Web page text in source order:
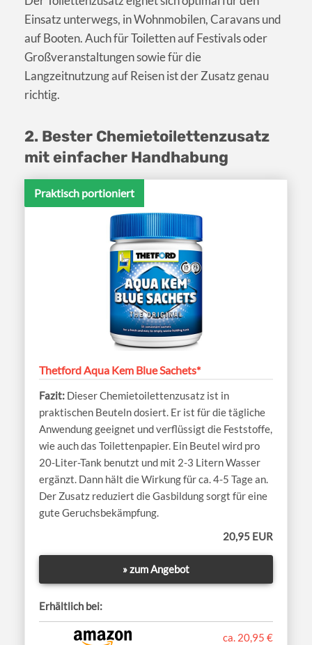
Einsatz unterwegs, in Wohnmobilen, Caravans und
auf Booten. Auch für Toiletten auf Festivals oder
Großveranstaltungen sowie für die
Langzeitnutzung auf Reisen ist der Zusatz genau
richtig.
2. Bester Chemietoilettenzusatz
mit einfacher Handhabung
Praktisch portioniert
Thetford Aqua Kem Blue Sachets*
Dieser Chemietoilettenzusatz ist in
praktischen Beuteln dosiert. Er ist für die tägliche
Anwendung geeignet und verflüssigt die Feststoffe,
wie auch das Toilettenpapier. Ein Beutel wird pro
20-Liter-Tank benutzt und mit 2-3 Litern Wasser
ergänzt. Dann hält die Wirkung für ca. 4-5 Tage an.
Der Zusatz reduziert die Gasbildung sorgt für eine
gute Geruchsbekämpfung.
20,95 EUR
» zum Angebot
Erhältlich bei:
ca. 20,95 €